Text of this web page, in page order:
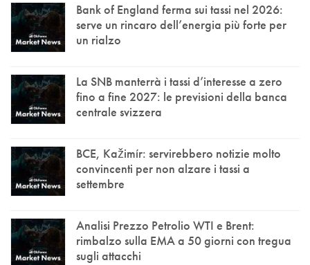
Bank of England ferma sui tassi nel 2026:
serve un rincaro dell’energia più forte per
un rialzo
La SNB manterrà i tassi d’interesse a zero
fino a fine 2027: le previsioni della banca
centrale svizzera
BCE, Kažimír: servirebbero notizie molto
convincenti per non alzare i tassi a
settembre
Analisi Prezzo Petrolio WTI e Brent:
rimbalzo sulla EMA a 50 giorni con tregua
sugli attacchi